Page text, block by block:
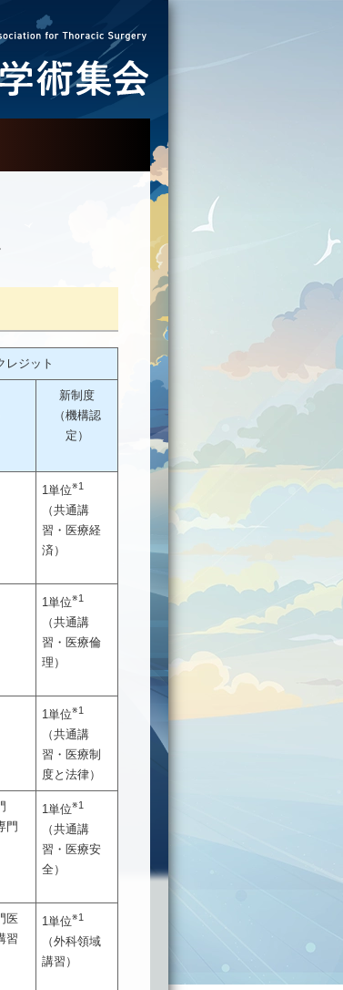
レジット
新制度
（機構認
定）
1単位※1
（共通講
習・医療経
済）
1単位※1
（共通講
習・医療倫
理）
1単位※1
（共通講
習・医療制
度と法律）
門
1単位※1
（共通講
習・医療安
全）
医
習
1単位※1
（外科領域
講習）